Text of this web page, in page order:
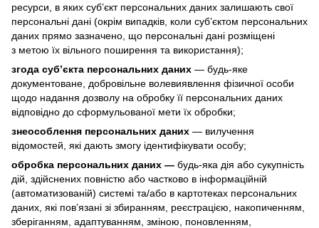
ресурси, в яких суб’єкт персональних даних залишають свої
персональні дані (окрім випадків, коли суб’єктом персональних
даних прямо зазначено, що персональні дані розміщені
з метою їх вільного поширення та використання);
згода суб’єкта персональних даних — будь-яке
документоване, добровільне волевиявлення фізичної особи
щодо надання дозволу на обробку її персональних даних
відповідно до сформульованої мети їх обробки;
знеособлення персональних даних — вилучення
відомостей, які дають змогу ідентифікувати особу;
обробка персональних даних — будь-яка дія або сукупність
дій, здійснених повністю або частково в інформаційній
(автоматизованій) системі та/або в картотеках персональних
даних, які пов’язані зі збиранням, реєстрацією, накопиченням,
зберіганням, адаптуванням, зміною, поновленням,